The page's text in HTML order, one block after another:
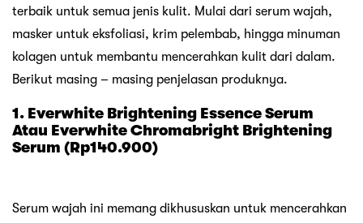
terbaik untuk semua jenis kulit. Mulai dari serum wajah,
masker untuk eksfoliasi, krim pelembab, hingga minuman
kolagen untuk membantu mencerahkan kulit dari dalam.
Berikut masing – masing penjelasan produknya.
1. Everwhite Brightening Essence Serum
Atau Everwhite Chromabright Brightening
Serum (Rp140.900)
Serum wajah ini memang dikhususkan untuk mencerahkan